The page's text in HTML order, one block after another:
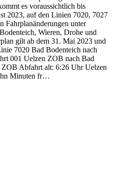
es voraussichtlich bis
2023, auf den Linien 7020, 7027
Fahrplanänderungen unter
Wieren, Drohe und
gilt ab dem 31. Mai 2023 und
7020 Bad Bodenteich nach
001 Uelzen ZOB nach Bad
Abfahrt alt: 6:26 Uhr Uelzen
Minuten fr…